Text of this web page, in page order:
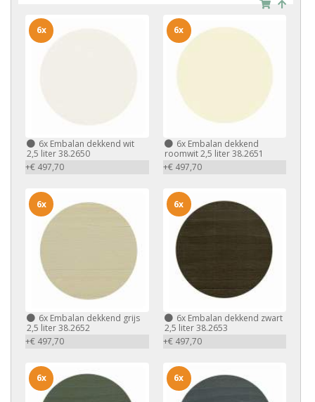
6x Embalan dekkend wit
2,5 liter 38.2650
+€ 497,70
6x
6xEmbalan dekkend
roomwit 2,5 liter 38.2651
+€ 497,70
6x
6x Embalan dekkend grijs
2,5 liter 38.2652
+€ 497,70
6x
6xEmbalan dekkend zwart
2,5 liter 38.2653
+€ 497,70
6x
6x 6x